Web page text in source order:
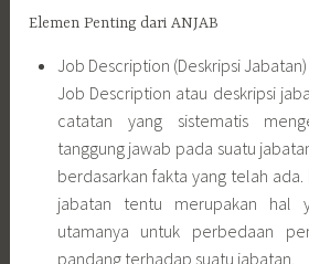
utamanya untuk perbedaan
Job Specification (Spesifikasi
Job specification atau
pahami sebagai persyaratan
aparatur yang akan menduduki
dapat melaksanakan pekerjaan
dengan maksimal.